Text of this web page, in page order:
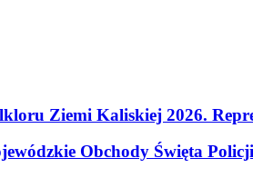
Ziemi Kaliskiej 2026.
Obchody Święta